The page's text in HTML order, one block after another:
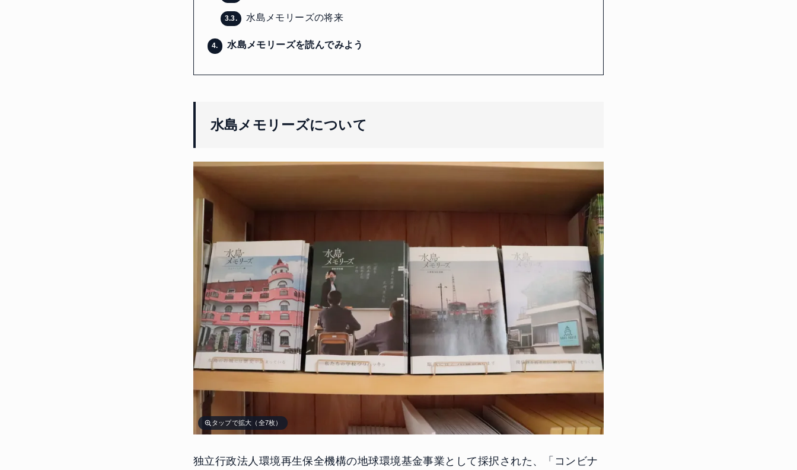
3.3. 水島メモリーズの将来
4. 水島メモリーズを読んでみよう
水島メモリーズについて
タップで拡大（全7枚）
独立行政法人環境再生保全機構の地球環境基金事業として採択された、「コンビナ